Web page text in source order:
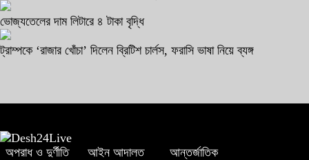
ভোজ্যতেলের দাম লিটারে ৪ টাকা বৃদ্ধি
ট্রাম্পকে ‘রাজার খোঁচা’ দিলেন ব্রিটিশ চার্লস, ফরাসি ভাষা নিয়ে ব্যঙ্গ
অপরাধ ও দুর্ণীতি আইন আদালত
আন্তর্জাতিক